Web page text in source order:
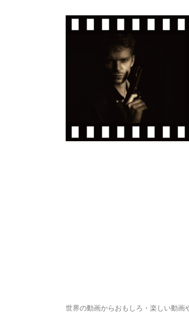
世界の動画からおもしろ・楽しい動